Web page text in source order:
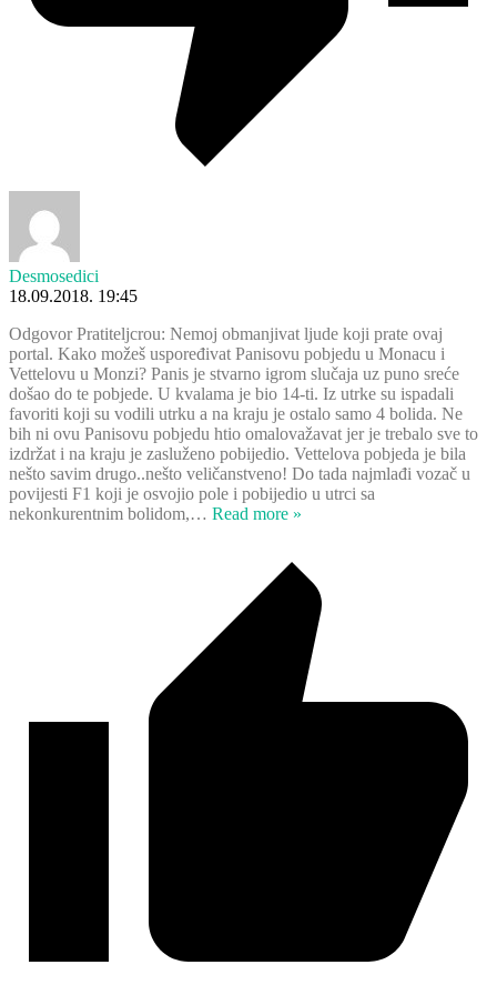
Desmosedici
18.09.2018. 19:45
Odgovor Pratiteljcrou: Nemoj obmanjivat ljude koji prate ovaj
portal. Kako možeš uspoređivat Panisovu pobjedu u Monacu i
Vettelovu u Monzi? Panis je stvarno igrom slučaja uz puno sreće
došao do te pobjede. U kvalama je bio 14-ti. Iz utrke su ispadali
favoriti koji su vodili utrku a na kraju je ostalo samo 4 bolida. Ne
bih ni ovu Panisovu pobjedu htio omalovažavat jer je trebalo sve to
izdržat i na kraju je zasluženo pobijedio. Vettelova pobjeda je bila
nešto savim drugo..nešto veličanstveno! Do tada najmlađi vozač u
povijesti F1 koji je osvojio pole i pobijedio u utrci sa
nekonkurentnim bolidom,… Read more »